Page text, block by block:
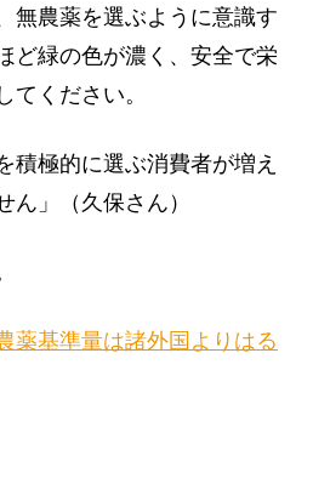
無農薬を選ぶように意識す
ど緑の色が濃く、安全で栄
ください。
極的に選ぶ消費者が増え
」（久保さん）
薬基準量は諸外国よりはる